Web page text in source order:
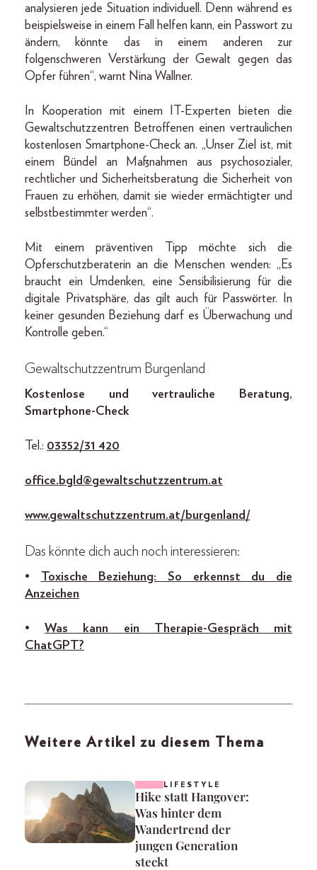
analysieren jede Situation individuell. Denn während es
beispielsweise in einem Fall helfen kann, ein Passwort zu
ändern, könnte das in einem anderen zur
folgenschweren Verstärkung der Gewalt gegen das
Opfer führen“, warnt Nina Wallner.
In Kooperation mit einem IT-Experten bieten die
Gewaltschutzzentren Betroffenen einen vertraulichen
kostenlosen Smart­phone-­Check an. „Unser Ziel ist, mit
einem Bündel an Maßnahmen aus psychosozialer,
rechtlicher und Sicherheitsberatung die Sicherheit von
Frauen zu erhöhen, damit sie wieder ermächtigter und
selbstbestimmter werden“.
Mit einem präventiven Tipp möchte sich die
Opferschutzberaterin an die Menschen wenden: „Es
braucht ein Umdenken, eine Sensibilisierung für die
digitale Privatsphäre, das gilt auch für Passwörter. In
keiner gesunden Beziehung darf es Überwachung und
Kontrolle geben.“
Gewaltschutzzentrum Burgenland
Kostenlose und vertrauliche Beratung,
Smartphone-Check
Tel.: 03352/31 420
office.bgld@gewaltschutzzentrum.at
www.gewaltschutzzentrum.at/burgenland/
Das könnte dich auch noch interessieren:
• Toxische Beziehung: So erkennst du die
Anzeichen
•Was kann ein Therapie-Gespräch mit
ChatGPT?
Weitere Artikel zu diesem Thema
LIFESTYLE
Hike statt Hangover:
Was hinter dem
Wandertrend der
jungen Generation
steckt